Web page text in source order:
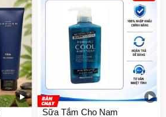
Sữa Tắm Cho Nam